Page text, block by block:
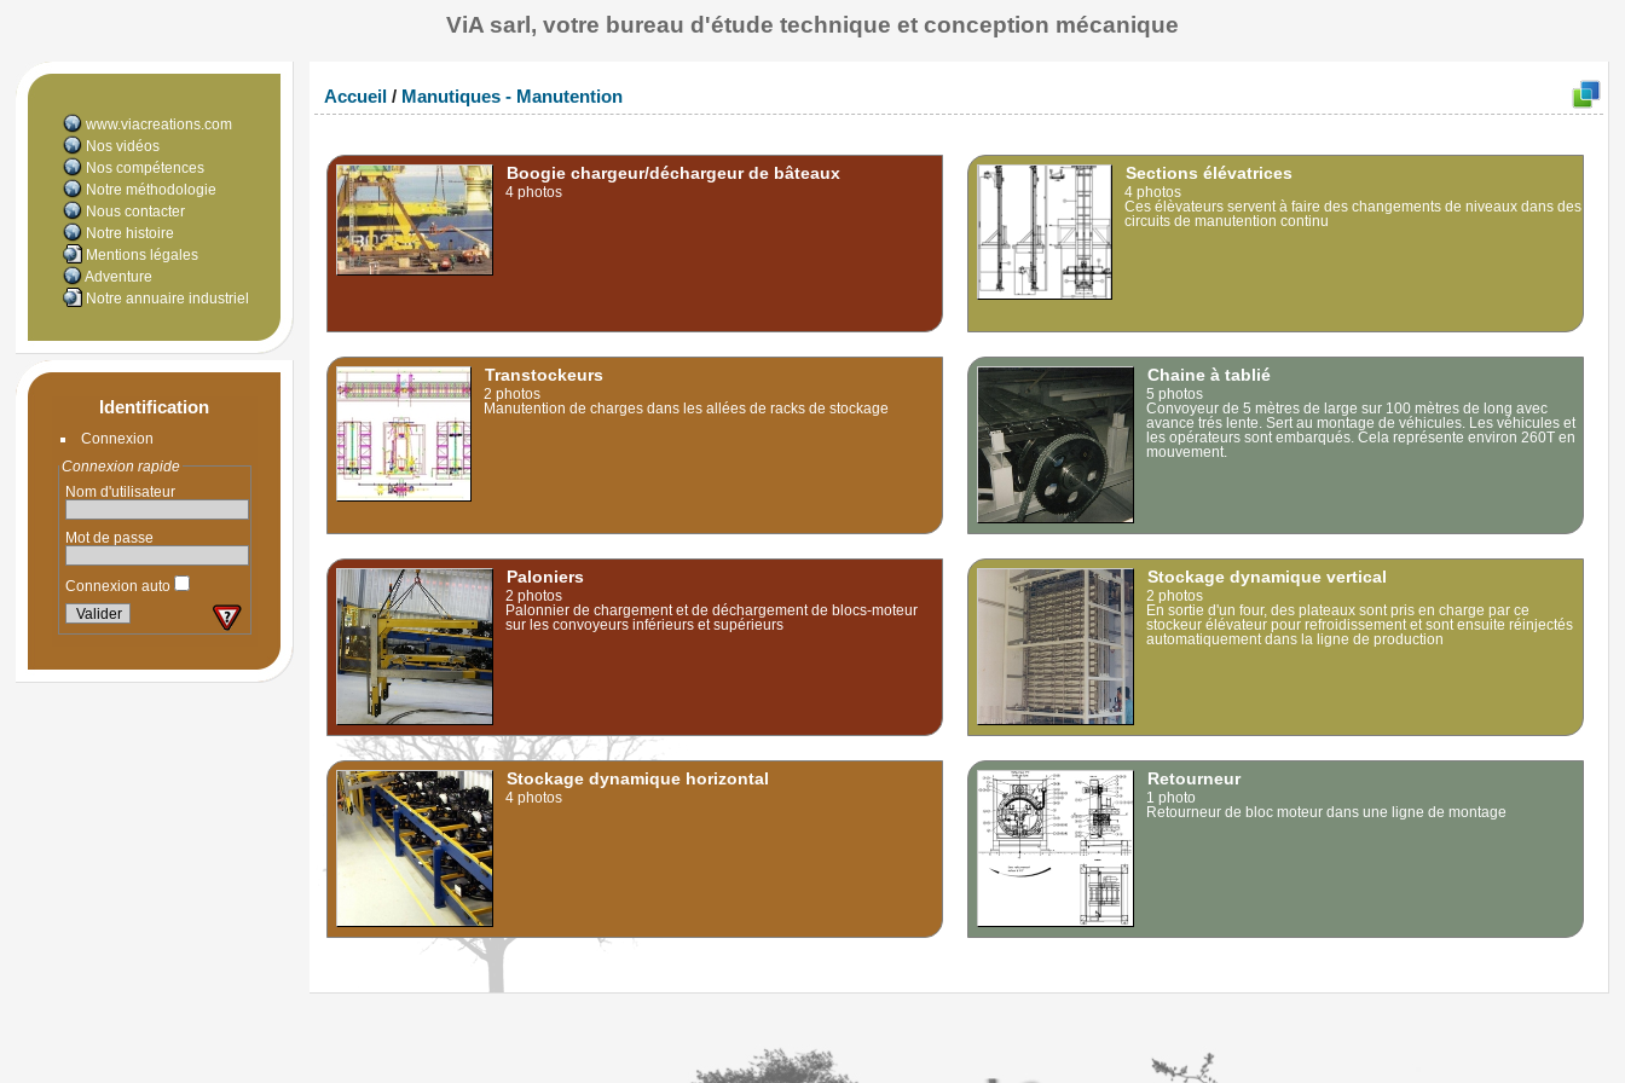
ViA sarl, votre bureau d'étude technique et conception mécanique
www.viacreations.com
Nos vidéos
Nos compétences
Notre méthodologie
Nous contacter
Notre histoire
Mentions légales
Adventure
Notre annuaire industriel
Identification
Connexion
Connexion rapide
Nom d'utilisateur
Mot de passe
Connexion auto
Accueil/ Manutiques - Manutention
Boogie chargeur/déchargeur de bâteaux
4 photos
Sections élévatrices
4 photos
Ces élèvateurs servent à faire des changements de niveaux dans des
circuits de manutention continu
Transtockeurs
2 photos
Manutention de charges dans les allées de racks de stockage
Chaine à tablié
5 photos
Convoyeur de 5 mètres de large sur 100 mètres de long avec
avance trés lente. Sert au montage de véhicules. Les véhicules et
les opérateurs sont embarqués. Cela représente environ 260T en
mouvement.
Paloniers
2 photos
Palonnier de chargement et de déchargement de blocs-moteur
sur les convoyeurs inférieurs et supérieurs
Stockage dynamique vertical
2 photos
En sortie d'un four, des plateaux sont pris en charge par ce
stockeur élévateur pour refroidissement et sont ensuite réinjectés
automatiquement dans la ligne de production
Stockage dynamique horizontal
4 photos
Retourneur
1 photo
Retourneur de bloc moteur dans une ligne de montage